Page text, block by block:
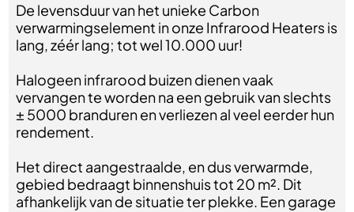
De levensduur van het unieke Carbon
verwarmingselement in onze Infrarood Heaters is
lang, zéér lang; tot wel 10.000 uur!
Halogeen infrarood buizen dienen vaak
vervangen te worden na een gebruik van slechts
± 5000 branduren en verliezen al veel eerder hun
rendement.
Het direct aangestraalde, en dus verwarmde,
gebied bedraagt binnenshuis tot 20 m². Dit
afhankelijk van de situatie ter plekke. Een garage